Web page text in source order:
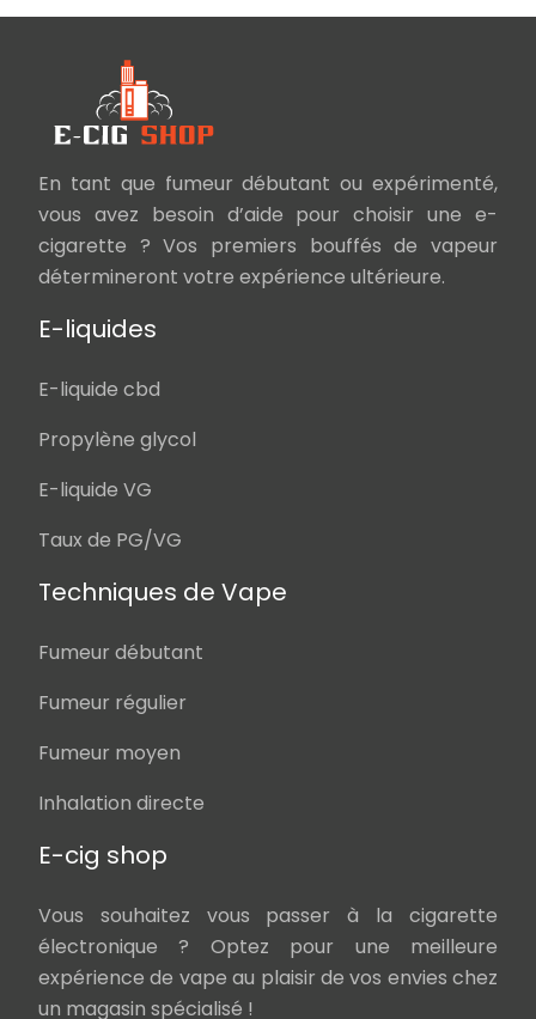
En tant que fumeur débutant ou expérimenté,
vous avez besoin d’aide pour choisir une e-
cigarette ? Vos premiers bouffés de vapeur
détermineront votre expérience ultérieure.
E-liquides
E-liquide cbd
Propylène glycol
E-liquide VG
Taux de PG/VG
Techniques de Vape
Fumeur débutant
Fumeur régulier
Fumeur moyen
Inhalation directe
E-cig shop
Vous souhaitez vous passer à la cigarette
électronique ? Optez pour une meilleure
expérience de vape au plaisir de vos envies chez
un magasin spécialisé !